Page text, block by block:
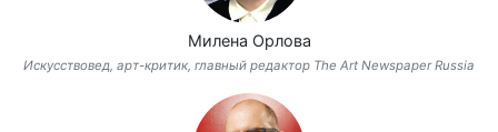
Милена Орлова
Искусствовед, арт-критик, главный редактор The Art Newspaper Russia